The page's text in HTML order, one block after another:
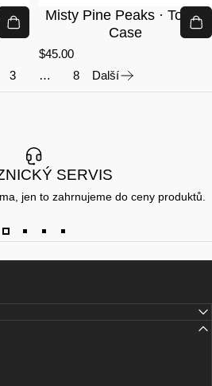
·
Misty Pine Peaks · Tough
Case
$45.00
3 … 8 Další
SERVIS
jen to zahrnujeme do ceny produktů.